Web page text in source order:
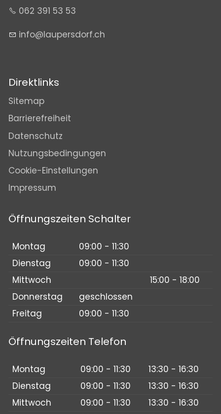
062 391 53 53
nf
l p rsd rf ch
Direktlinks
Sitemap
Barrierefreiheit
Datenschutz
Nutzungsbedingungen
Cookie-Einstellungen
Impressum
Öffnungszeiten Schalter
Montag
09:00 - 11:30
Dienstag
09:00 - 11:30
Mittwoch
15:00 - 18:00
Donnerstag
geschlossen
Freitag
09:00 - 11:30
Öffnungszeiten Telefon
Montag 09:00 - 11:30
13:30 - 16:30
Dienstag
09:00 - 11:30
13:30 - 16:30
Mittwoch
09:00 - 11:30
13:30 - 16:30